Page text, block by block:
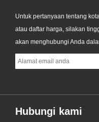
Untuk pertanyaan tentang
atau daftar harga, silakan
akan menghubungi Anda
Hubungi kami